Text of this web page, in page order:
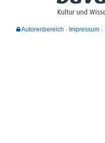
Autorenbereich Impressum